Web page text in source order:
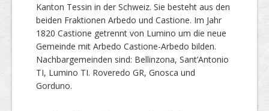
Kanton Tessin in der Schweiz. Sie besteht aus den
beiden Fraktionen Arbedo und Castione. Im Jahr
1820 Castione getrennt von Lumino um die neue
Gemeinde mit Arbedo Castione-Arbedo bilden.
Nachbargemeinden sind: Bellinzona, Sant’Antonio
TI, Lumino TI. Roveredo GR, Gnosca und
Gorduno.